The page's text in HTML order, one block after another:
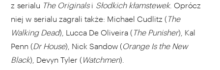
z serialu The Originalsi Słodkich kłamstewek. Oprócz
niej w serialu zagrali także: Michael Cudlitz (The
Walking Dead), Lucca De Oliveira (The Punisher), Kal
Penn (Dr House), Nick Sandow (Orange Is the New
Black), Devyn Tyler (Watchmen).